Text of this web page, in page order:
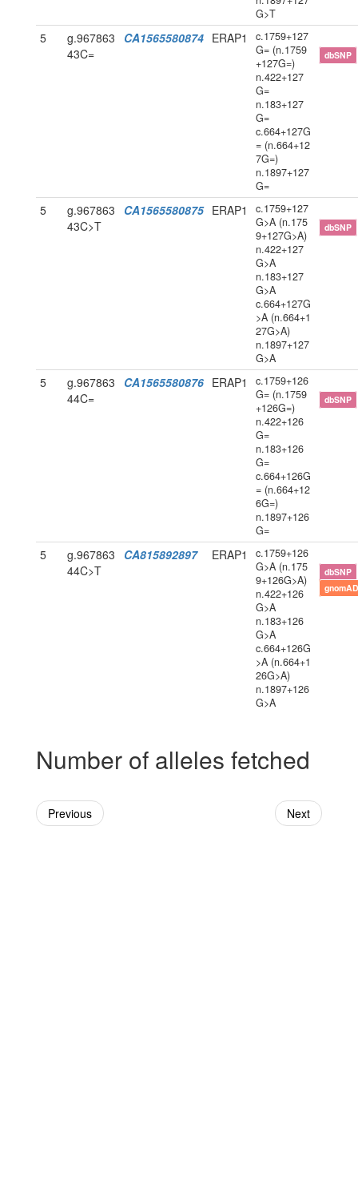
G>T
5
g.967863
43C=
CA1565580874 ERAP1
c.1759+127
G= (n.1759
+127G=)
n.422+127
G=
n.183+127
G=
c.664+127G
= (n.664+12
7G=)
n.1897+127
G=
dbSNP
5
g.967863
43C>T
CA1565580875 ERAP1
c.1759+127
G>A (n.175
9+127G>A)
n.422+127
G>A
n.183+127
G>A
c.664+127G
>A (n.664+1
27G>A)
n.1897+127
G>A
dbSNP
5
g.967863
44C=
CA1565580876 ERAP1
c.1759+126
G= (n.1759
+126G=)
n.422+126
G=
n.183+126
G=
c.664+126G
= (n.664+12
6G=)
n.1897+126
G=
dbSNP
5
g.967863
44C>T
CA815892897 ERAP1
c.1759+126
G>A (n.175
9+126G>A)
n.422+126
G>A
n.183+126
G>A
c.664+126G
>A (n.664+1
26G>A)
n.1897+126
G>A
dbSNP
Number of alleles fetched
Previous Next